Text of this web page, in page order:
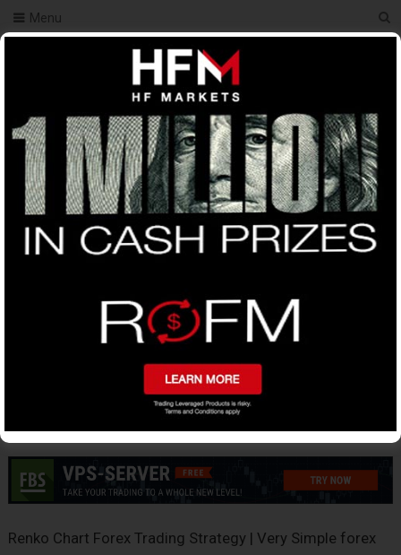
Menu
You Are Here Home অ্যানালাইসিস
Renko Chart Forex
Trading Strategy
Renko Chart Forex Trading Strategy
Share on Facebook
Renko Chart Forex Trading Strategy | Very Simple forex